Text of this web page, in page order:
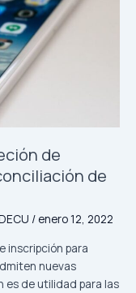
de
de
/ enero 12, 2022
inscripción para
nuevas
es de utilidad para las